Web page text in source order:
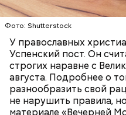
Фото: Shutterstock
У православных
Успенский пост. Он
строгих наравне с
августа. Подробнее о
разнообразить свой
не нарушить правила,
материале «Вечерней
Читайте также:
купального сезона в